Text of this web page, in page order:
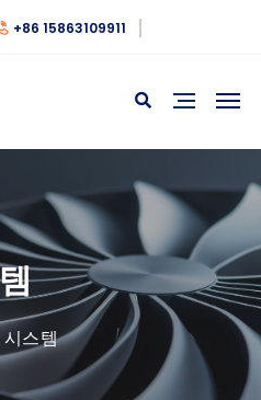
+86 15863109911
시스템